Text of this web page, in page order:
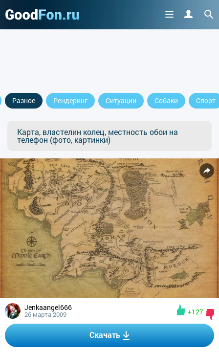
Разное Рендеринг Ситуации Собаки Спорт
Карта, властелин колец, местность обои на
телефон (фото, картинки)
Jenkaangel666
26 марта 2009 +127
Скачать